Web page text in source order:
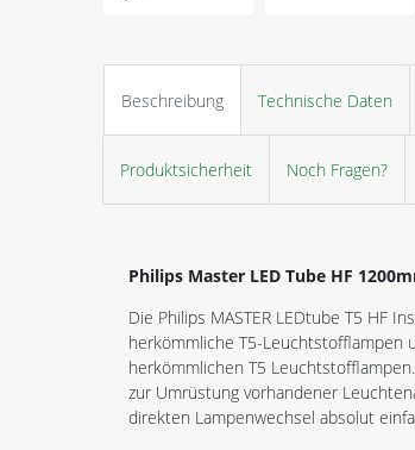
Beschreibung Technische Daten
Produktsicherheit Noch Fragen?
Philips Master LED Tube HF
Die Philips MASTER LEDtube T5 HF
herkömmliche T5-Leuchtstofflampen
herkömmlichen T5
zur Umrüstung vorhandener
direkten Lampenwechsel absolut